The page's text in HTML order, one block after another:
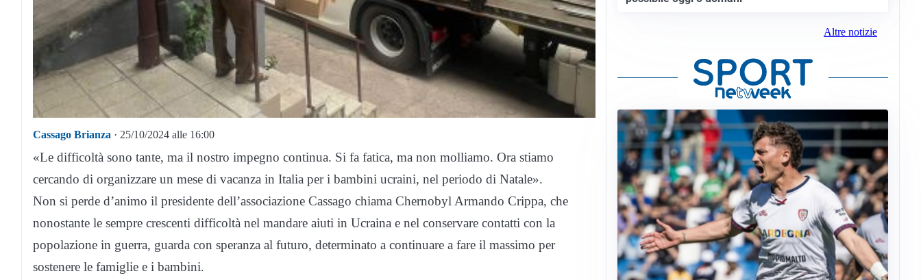
Cassago Brianza · 25/10/2024 alle 16:00
«Le difficoltà sono tante, ma il nostro impegno continua. Si fa fatica, ma non molliamo. Ora stiamo
cercando di organizzare un mese di vacanza in Italia per i bambini ucraini, nel periodo di Natale».
Non si perde d’animo il presidente dell’associazione Cassago chiama Chernobyl Armando Crippa, che
nonostante le sempre crescenti difficoltà nel mandare aiuti in Ucraina e nel conservare contatti con la
popolazione in guerra, guarda con speranza al futuro, determinato a continuare a fare il massimo per
sostenere le famiglie e i bambini.
Altre notizie